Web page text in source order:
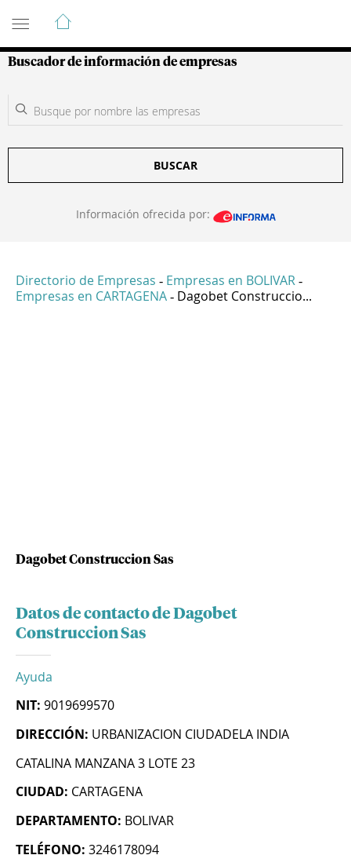
Guía de Empresas Colombianas
Buscador de información de empresas
BUSCAR
Información ofrecida por:
Directorio de Empresas - Empresas en BOLIVAR -
Empresas en CARTAGENA - Dagobet Construccio...
Dagobet Construccion Sas
Datos de contacto de Dagobet
Construccion Sas
Ayuda
NIT: 9019699570
DIRECCIÓN: URBANIZACION CIUDADELA INDIA
CATALINA MANZANA 3 LOTE 23
CIUDAD: CARTAGENA
DEPARTAMENTO: BOLIVAR
TELÉFONO: 3246178094